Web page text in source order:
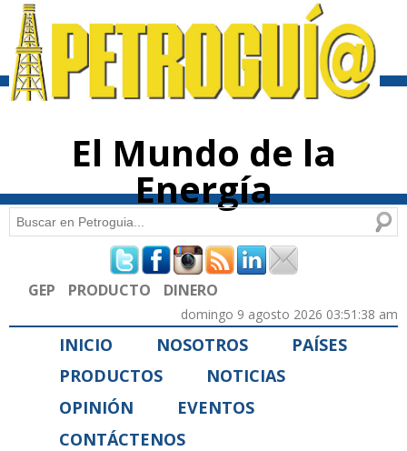
contenido
El Mundo de la
Energía
Formulario de búsqueda
Buscar
GEP PRODUCTO DINERO
domingo 9 agosto 2026 03:51:38 am
INICIO NOSOTROS
PAÍSES
PRODUCTOS
NOTICIAS
OPINIÓN
EVENTOS
CONTÁCTENOS